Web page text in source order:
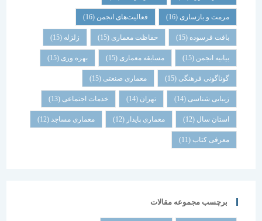
مرمت و بازسازی(16) فعالیت‌های انجمن(16)
بافت فرسوده (15) حفاظت معماری (15) زلزله
بیانیه انجمن(15) مسابقه معماری (15) بهره وری(15)
گوناگونی فرهنگی (15) معماری صنعتی(15)
زیبایی شناسی (14) تهران خدمات اجتماعی(13)
استان سال(12) معماری پایدار (12) معماری مساجد(12)
معرفی کتاب(11)
برچسب مجموعه مقالات